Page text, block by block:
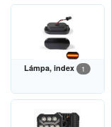
Lámpa, index 1